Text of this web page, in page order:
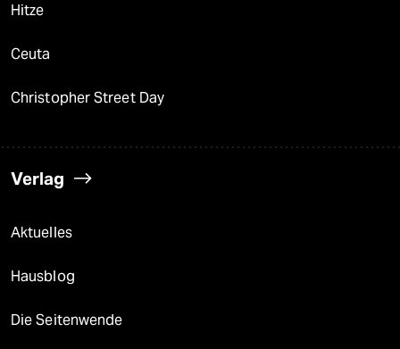
Hitze
Ceuta
Christopher Street Day
Verlag
Aktuelles
Hausblog
Die Seitenwende